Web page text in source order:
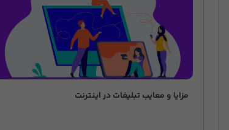
مزایا و معایب تبلیغات در اینترنت